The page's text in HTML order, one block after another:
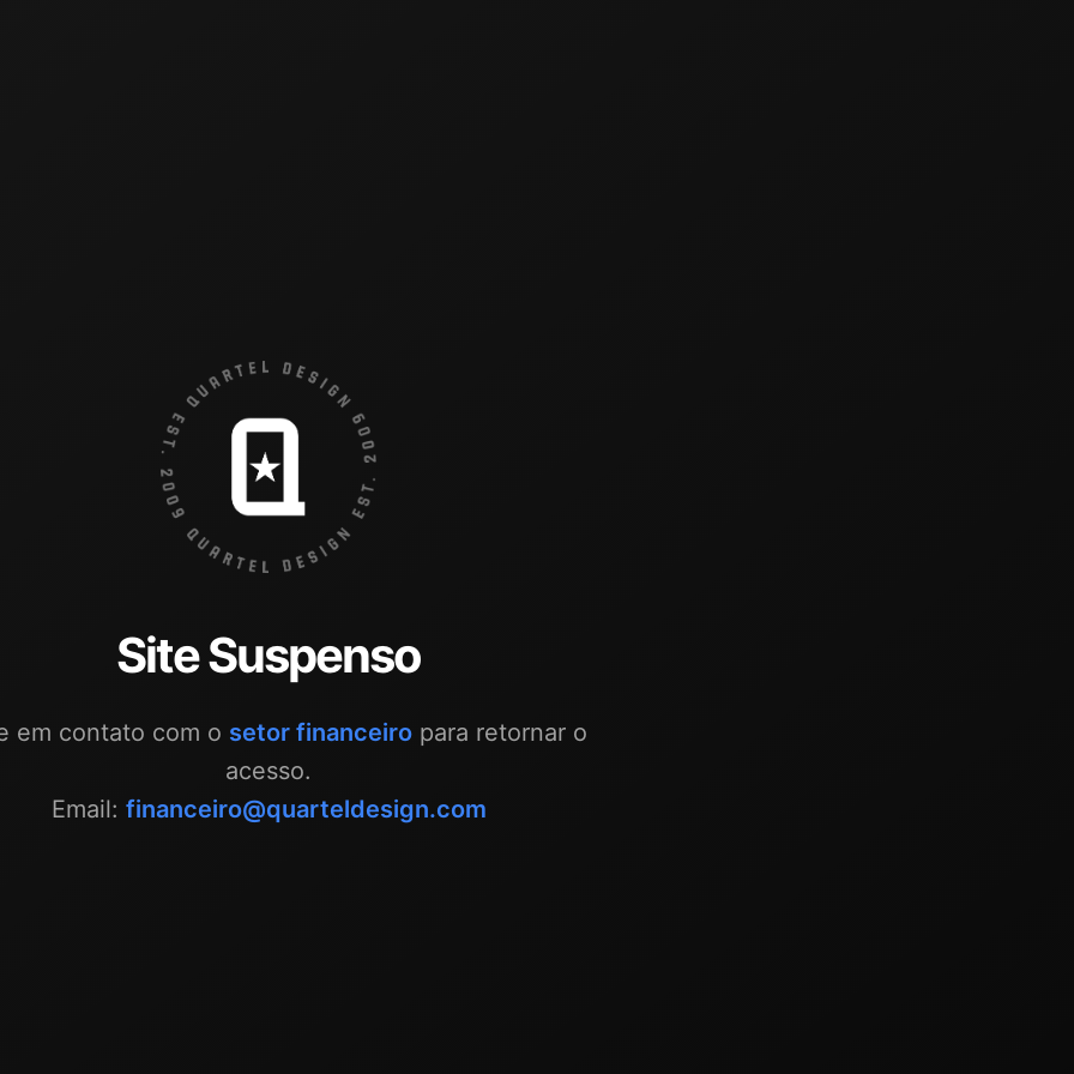
Site Suspenso
em contato com o setor financeiro para retornar o
acesso.
Email: financeiro@quarteldesign.com